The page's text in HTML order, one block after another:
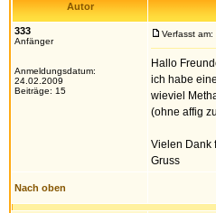
Autor
333
Anfänger
Anmeldungsdatum:
24.02.2009
Beiträge: 15
Verfasst
Hallo
ich habe
wieviel
(ohne affig
Vielen Dank
Gruss
Nach oben